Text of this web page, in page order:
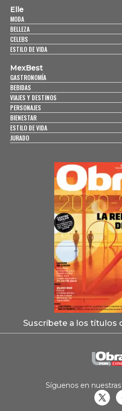
Elle
MODA
BELLEZA
CELEBS
ESTILO DE VIDA
MexBest
GASTRONOMÍA
BEBIDAS
VIAJES Y DESTINOS
PERSONAJES
BIENESTAR
ESTILO DE VIDA
JURADO
Suscríbete a los títulos
Síguenos en